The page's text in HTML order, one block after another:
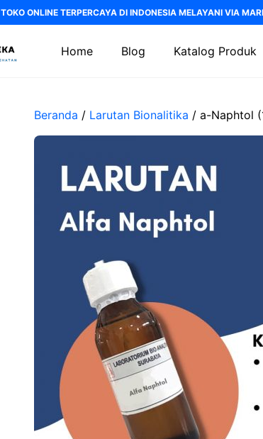
TOKO ONLINE TERPERCAYA DI INDONESIA MELAYANI VIA
Home Blog Katalog Produk
Beranda / Larutan Bionalitika / a-Naphtol